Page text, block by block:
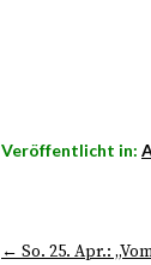
Veröffentlicht in:
← So. 25. Apr.: